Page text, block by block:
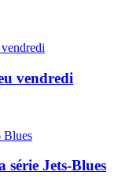
vendredi
série Jets-Blues